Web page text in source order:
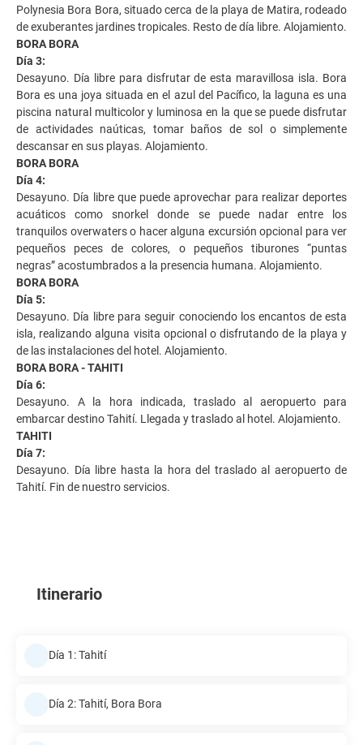
Polynesia Bora Bora, situado cerca de la playa de Matira, rodeado
de exuberantes jardines tropicales. Resto de día libre. Alojamiento.
BORA BORA
Día 3:
Desayuno. Día libre para disfrutar de esta maravillosa isla. Bora
Bora es una joya situada en el azul del Pacífico, la laguna es una
piscina natural multicolor y luminosa en la que se puede disfrutar
de actividades naúticas, tomar baños de sol o simplemente
descansar en sus playas. Alojamiento.
BORA BORA
Día 4:
Desayuno. Día libre que puede aprovechar para realizar deportes
acuáticos como snorkel donde se puede nadar entre los
tranquilos overwaters o hacer alguna excursión opcional para ver
pequeños peces de colores, o pequeños tiburones “puntas
negras” acostumbrados a la presencia humana. Alojamiento.
BORA BORA
Día 5:
Desayuno. Día libre para seguir conociendo los encantos de esta
isla, realizando alguna visita opcional o disfrutando de la playa y
de las instalaciones del hotel. Alojamiento.
BORA BORA - TAHITI
Día 6:
Desayuno. A la hora indicada, traslado al aeropuerto para
embarcar destino Tahití. Llegada y traslado al hotel. Alojamiento.
TAHITI
Día 7:
Desayuno. Día libre hasta la hora del traslado al aeropuerto de
Tahití. Fin de nuestro servicios.
Itinerario
Día 1: Tahití
Día 2: Tahití, Bora Bora